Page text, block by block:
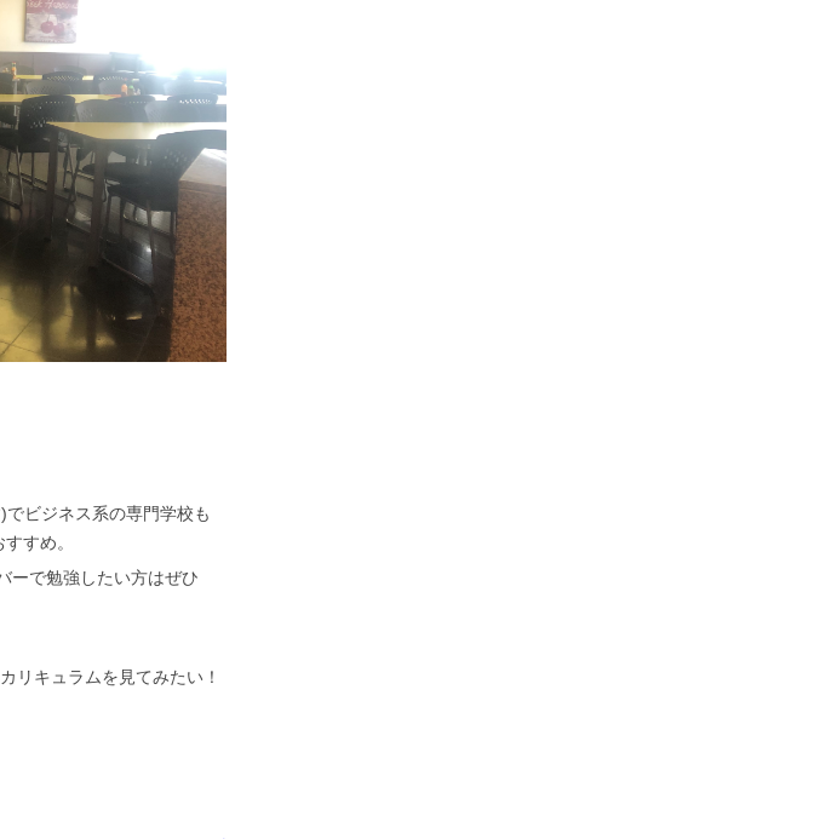
ビジネス系の専門学校も
すめ。
ーで勉強したい方はぜひ
リキュラムを見てみたい！